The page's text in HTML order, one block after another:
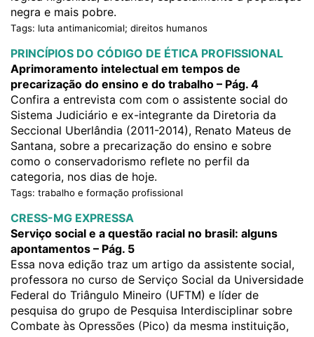
negra e mais pobre.
Tags: luta antimanicomial; direitos humanos
PRINCÍPIOS DO CÓDIGO DE ÉTICA PROFISSIONAL
Aprimoramento intelectual em tempos de
precarização do ensino e do trabalho – Pág. 4
Confira a entrevista com com o assistente social do
Sistema Judiciário e ex-integrante da Diretoria da
Seccional Uberlândia (2011-2014), Renato Mateus de
Santana, sobre a precarização do ensino e sobre
como o conservadorismo reflete no perfil da
categoria, nos dias de hoje.
Tags: trabalho e formação profissional
CRESS-MG EXPRESSA
Serviço social e a questão racial no brasil: alguns
apontamentos – Pág. 5
Essa nova edição traz um artigo da assistente social,
professora no curso de Serviço Social da Universidade
Federal do Triângulo Mineiro (UFTM) e líder de
pesquisa do grupo de Pesquisa Interdisciplinar sobre
Combate às Opressões (Pico) da mesma instituição,